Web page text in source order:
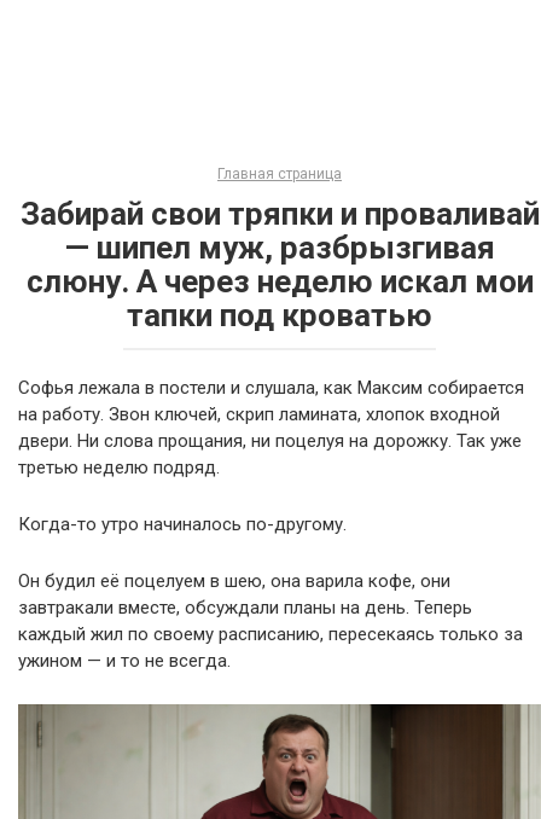
Главная страница
Забирай свои тряпки и проваливай
— шипел муж, разбрызгивая
слюну. А через неделю искал мои
тапки под кроватью
Софья лежала в постели и слушала, как Максим собирается
на работу. Звон ключей, скрип ламината, хлопок входной
двери. Ни слова прощания, ни поцелуя на дорожку. Так уже
третью неделю подряд.
Когда-то утро начиналось по-другому.
Он будил её поцелуем в шею, она варила кофе, они
завтракали вместе, обсуждали планы на день. Теперь
каждый жил по своему расписанию, пересекаясь только за
ужином — и то не всегда.